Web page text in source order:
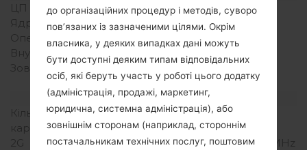
ЦП (процесор)
-
Ядра процесора
-
Оперативна память
-
Внутрішня память
190MB
Зовнішня память
microSD, до 8 GB
(виділений слот)
Мережа та дані
Кількість місць для сім
карт
1 Міні SIM
2G
GSM 900 / 1800 / 1900 MHz
до організаційних процедур і методів, суворо
пов’язаних із зазначеними цілями. Окрім
власника, у деяких випадках дані можуть
бути доступні деяким типам відповідальних
осіб, які беруть участь у роботі цього додатку
(адміністрація, продажі, маркетинг,
юридична, системна адміністрація), або
зовнішнім сторонам (наприклад, стороннім
постачальникам технічних послуг, поштовим